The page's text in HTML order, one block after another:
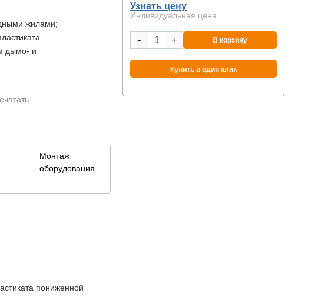
жилами;
дымо- и
Монтаж
оборудования
Узнать цену
Индивидуальная цена
- + В корзину
Купить в один клик
пониженной